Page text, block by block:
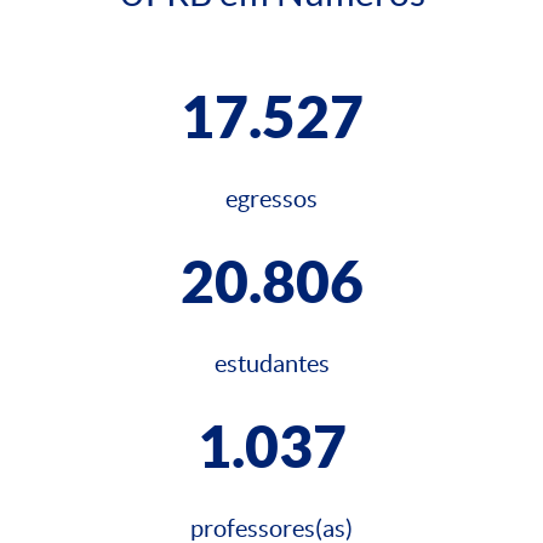
17.527
egressos
20.806
estudantes
1.037
professores(as)